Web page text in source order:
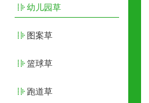
幼儿园草
图案草
篮球草
跑道草